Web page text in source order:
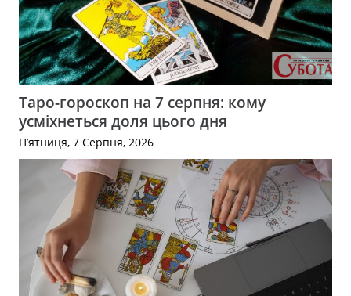
Таро-гороскоп на 7 серпня: кому
усміхнеться доля цього дня
П’ятниця, 7 Серпня, 2026